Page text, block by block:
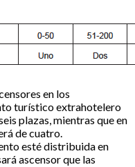
en los
turístico extrahotelero
plazas, mientras que en
de cuatro.
esté distribuida en
ascensor que las